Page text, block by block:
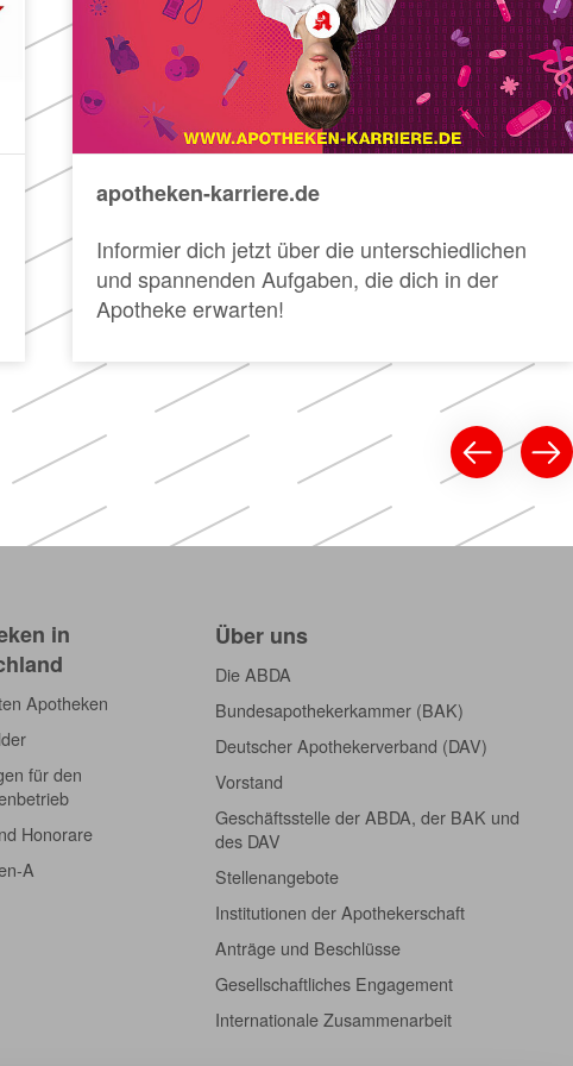
apotheken-karriere.de
Informier dich jetzt über die unterschiedlichen
und spannenden Aufgaben, die dich in der
Apotheke erwarten!
in
Apotheken
für den
Honorare
A
Über uns
Die ABDA
Bundesapothekerkammer (BAK)
Deutscher Apothekerverband (DAV)
Vorstand
Geschäftsstelle der ABDA, der BAK und
des DAV
Stellenangebote
Institutionen der Apothekerschaft
Anträge und Beschlüsse
Gesellschaftliches Engagement
Internationale Zusammenarbeit